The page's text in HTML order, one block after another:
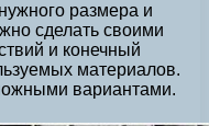
размера и
сделать своими
и конечный
материалов.
вариантами.